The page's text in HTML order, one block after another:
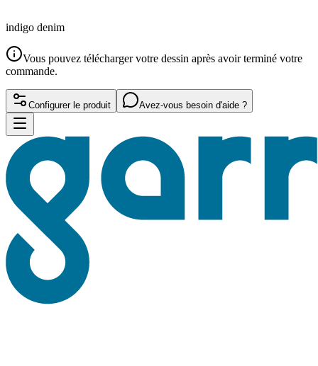
indigo denim
Vous pouvez télécharger votre dessin après avoir terminé votre
commande.
Configurer le produit Avez-vous besoin d'aide ?